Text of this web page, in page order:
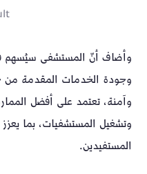
وأضاف أنّ المستشفى سيُسهم
وجودة الخدمات المقدمة من
وآمنة، تعتمد على أفضل
وتشغيل المستشفيات، بما
المستفيدين.